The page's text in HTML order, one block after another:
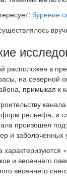
бурение
расположен в
на северной
примыкая к
рельефа, и
произошел
и заболоченных
и весеннего
весеннего